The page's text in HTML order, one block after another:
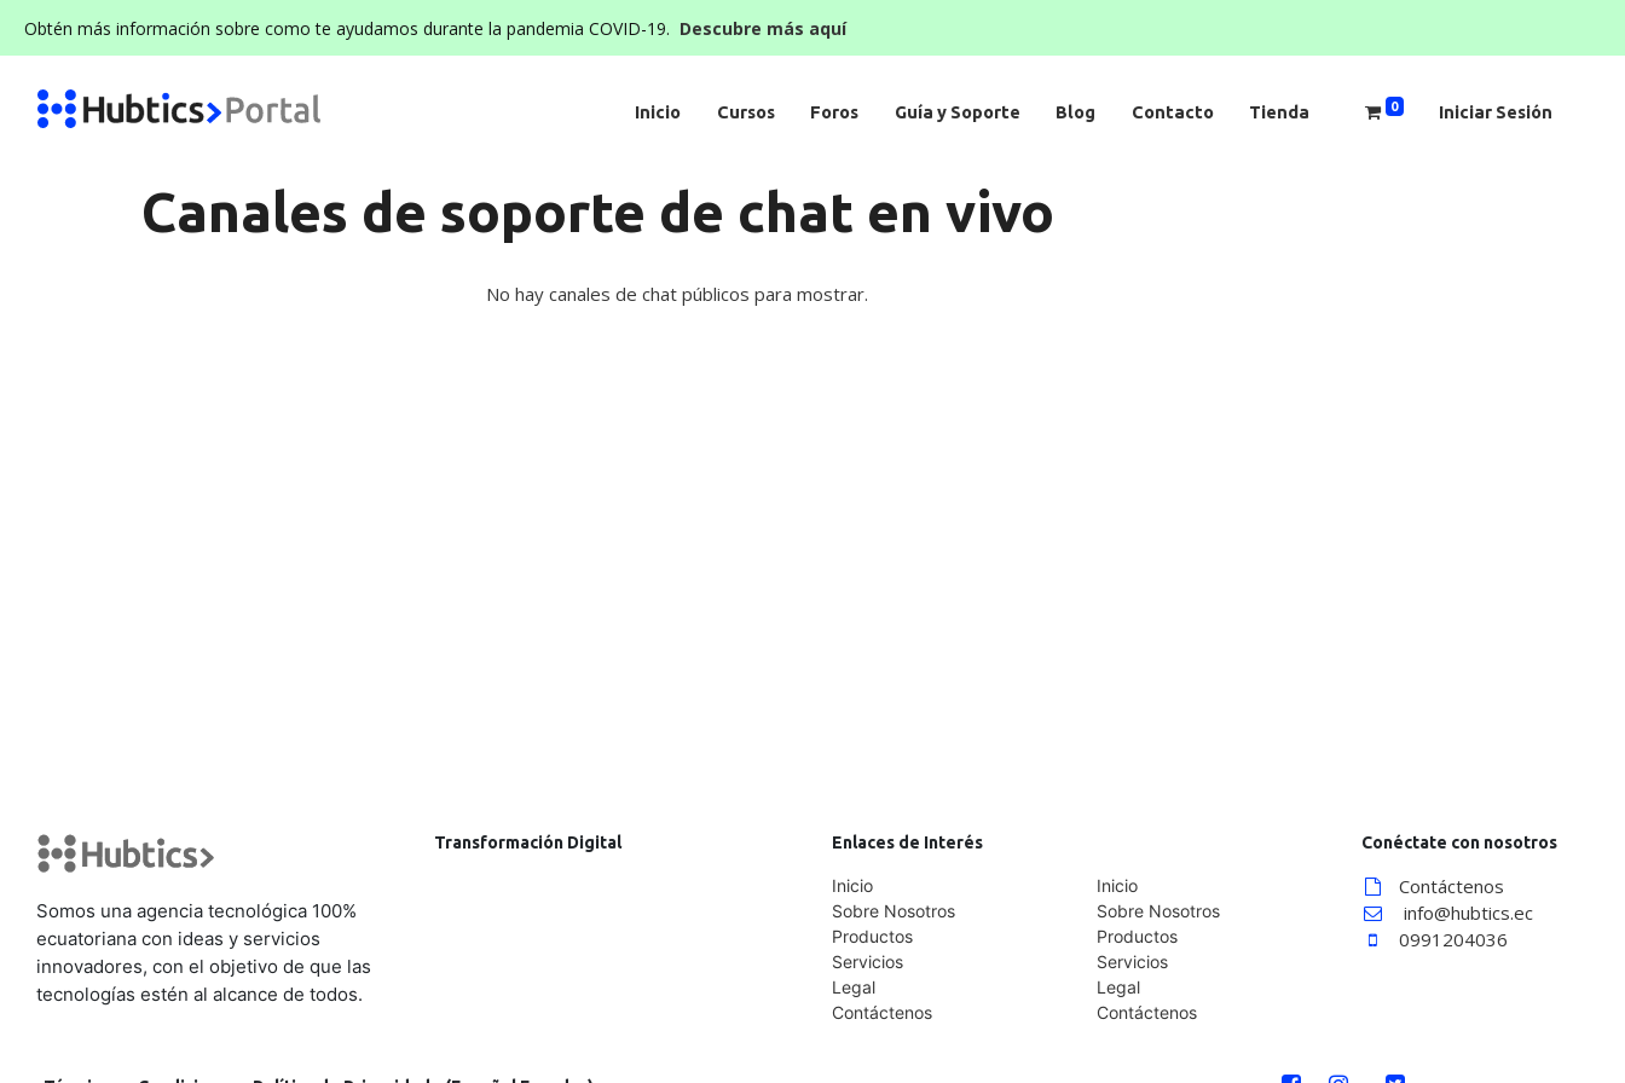
Obtén más información sobre como te ayudamos durante la pandemia COVID-19. Descubre más aquí
Inicio Cursos Foros Guía y Soporte Blog Contacto Tienda 0 Iniciar Sesión
Canales de soporte de chat en vivo
No hay canales de chat públicos para mostrar.
Somos una agencia tecnológica 100%
ecuatoriana con ideas y servicios
innovadores, con el objetivo de que las
tecnologías estén al alcance de todos.
Transformación Digital Enlaces de Interés
Inicio
Sobre Nosotros
Productos
Servicios
Legal
Contáctenos
Inicio
Sobre Nosotros
Productos
Servicios
Legal
Contáctenos
Conéctate con nosotros
Contáctenos
info@hubtics.ec
0991204036